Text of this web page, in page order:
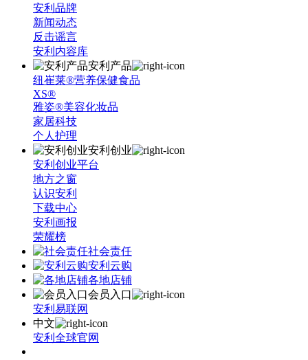
安利品牌
新闻动态
反击谣言
安利内容库
安利产品
纽崔莱®营养保健食品
XS®
雅姿®美容化妆品
家居科技
个人护理
安利创业
安利创业平台
地方之窗
认识安利
下载中心
安利画报
荣耀榜
社会责任
安利云购
各地店铺
会员入口
安利易联网
中文
安利全球官网